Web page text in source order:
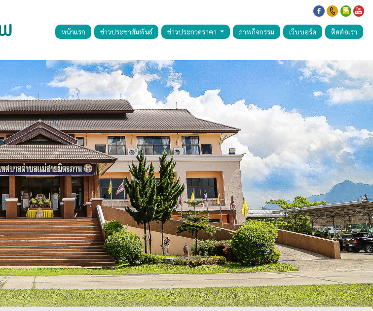
หน้าแรก ข่าวประชาสัมพันธ์ ข่าวประกวดราคา ภาพกิจกรรม เว็บบอร์ด ติดต่อเรา